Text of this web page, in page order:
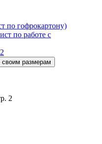
по гофрокартону)
по работе с
своим размерам
2